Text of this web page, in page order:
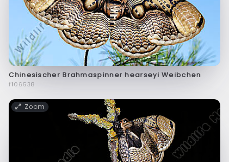
Chinesischer Brahmaspinner hearseyi Weibchen
f106538
Zoom